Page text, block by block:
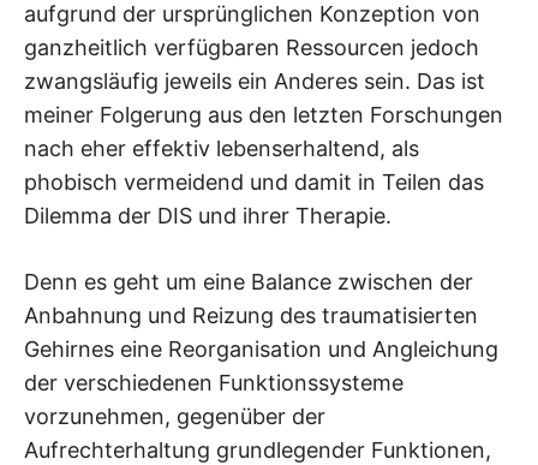
aufgrund der ursprünglichen Konzeption von
ganzheitlich verfügbaren Ressourcen jedoch
zwangsläufig jeweils ein Anderes sein. Das ist
meiner Folgerung aus den letzten Forschungen
nach eher effektiv lebenserhaltend, als
phobisch vermeidend und damit in Teilen das
Dilemma der DIS und ihrer Therapie.
Denn es geht um eine Balance zwischen der
Anbahnung und Reizung des traumatisierten
Gehirnes eine Reorganisation und Angleichung
der verschiedenen Funktionssysteme
vorzunehmen, gegenüber der
Aufrechterhaltung grundlegender Funktionen,